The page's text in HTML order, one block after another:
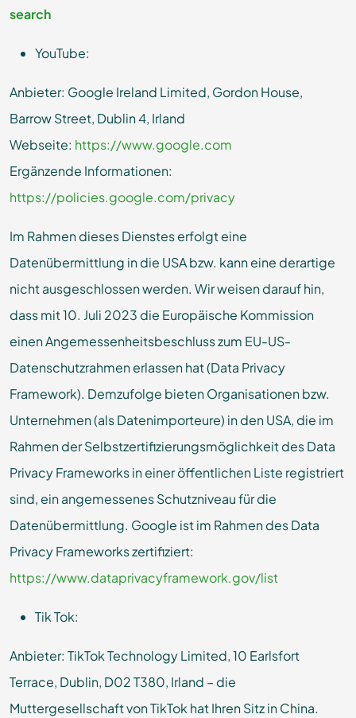
search
YouTube:
Anbieter: Google Ireland Limited, Gordon House,
Barrow Street, Dublin 4, Irland
Webseite: https://www.google.com
Ergänzende Informationen:
https://policies.google.com/privacy
Im Rahmen dieses Dienstes erfolgt eine
Datenübermittlung in die USA bzw. kann eine derartige
nicht ausgeschlossen werden. Wir weisen darauf hin,
dass mit 10. Juli 2023 die Europäische Kommission
einen Angemessenheitsbeschluss zum EU-US-
Datenschutzrahmen erlassen hat (Data Privacy
Framework). Demzufolge bieten Organisationen bzw.
Unternehmen (als Datenimporteure) in den USA, die im
Rahmen der Selbstzertifizierungsmöglichkeit des Data
Privacy Frameworks in einer öffentlichen Liste registriert
sind, ein angemessenes Schutzniveau für die
Datenübermittlung. Google ist im Rahmen des Data
Privacy Frameworks zertifiziert:
https://www.dataprivacyframework.gov/list
Tik Tok:
Anbieter: TikTok Technology Limited, 10 Earlsfort
Terrace, Dublin, D02 T380, Irland – die
Muttergesellschaft von TikTok hat Ihren Sitz in China.